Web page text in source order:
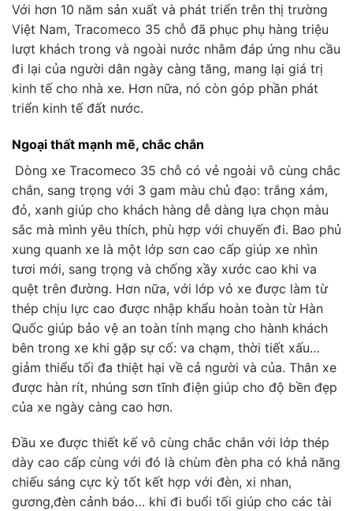
Với hơn 10 năm sản xuất và phát triển trên thị trường
Việt Nam, Tracomeco 35 chỗ đã phục phụ hàng triệu
lượt khách trong và ngoài nước nhằm đáp ứng nhu cầu
đi lại của người dân ngày càng tăng, mang lại giá trị
kinh tế cho nhà xe. Hơn nữa, nó còn góp phần phát
triển kinh tế đất nước.
Ngoại thất mạnh mẽ, chắc chắn
Dòng xe Tracomeco 35 chỗ có vẻ ngoài vô cùng chắc
chắn, sang trọng với 3 gam màu chủ đạo: trắng xám,
đỏ, xanh giúp cho khách hàng dễ dàng lựa chọn màu
sắc mà mình yêu thích, phù hợp với chuyến đi. Bao phủ
xung quanh xe là một lớp sơn cao cấp giúp xe nhìn
tươi mới, sang trọng và chống xầy xước cao khi va
quệt trên đường. Hơn nữa, với lớp vỏ xe được làm từ
thép chịu lực cao được nhập khẩu hoàn toàn từ Hàn
Quốc giúp bảo vệ an toàn tính mạng cho hành khách
bên trong xe khi gặp sự cố: va chạm, thời tiết xấu…
giảm thiểu tối đa thiệt hại về cả người và của. Thân xe
được hàn rít, nhúng sơn tĩnh điện giúp cho độ bền đẹp
của xe ngày càng cao hơn.
Đầu xe được thiết kế vô cùng chắc chắn với lớp thép
dày cao cấp cùng với đó là chùm đèn pha có khả năng
chiếu sáng cực kỳ tốt kết hợp với đèn, xi nhan,
gương,đèn cảnh báo… khi đi buổi tối giúp cho các tài